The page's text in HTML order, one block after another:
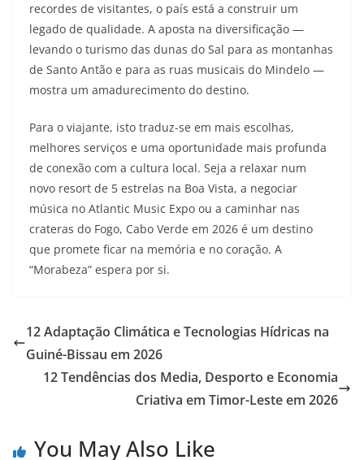
recordes de visitantes, o país está a construir um
legado de qualidade. A aposta na diversificação —
levando o turismo das dunas do Sal para as montanhas
de Santo Antão e para as ruas musicais do Mindelo —
mostra um amadurecimento do destino.
Para o viajante, isto traduz-se em mais escolhas,
melhores serviços e uma oportunidade mais profunda
de conexão com a cultura local. Seja a relaxar num
novo resort de 5 estrelas na Boa Vista, a negociar
música no Atlantic Music Expo ou a caminhar nas
crateras do Fogo, Cabo Verde em 2026 é um destino
que promete ficar na memória e no coração. A
“Morabeza” espera por si.
12 Adaptação Climática e Tecnologias Hídricas na
Guiné-Bissau em 2026
12 Tendências dos Media, Desporto e Economia
Criativa em Timor-Leste em 2026
You May Also Like